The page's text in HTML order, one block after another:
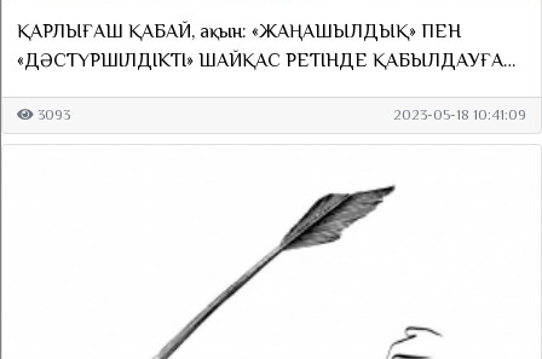
ҚАРЛЫҒАШ ҚАБАЙ, ақын: «ЖАҢАШЫЛДЫҚ» ПЕН
«ДӘСТҮРШІЛДІКТІ» ШАЙҚАС РЕТІНДЕ ҚАБЫЛДАУҒА
3093 2023-05-18 10:41:09